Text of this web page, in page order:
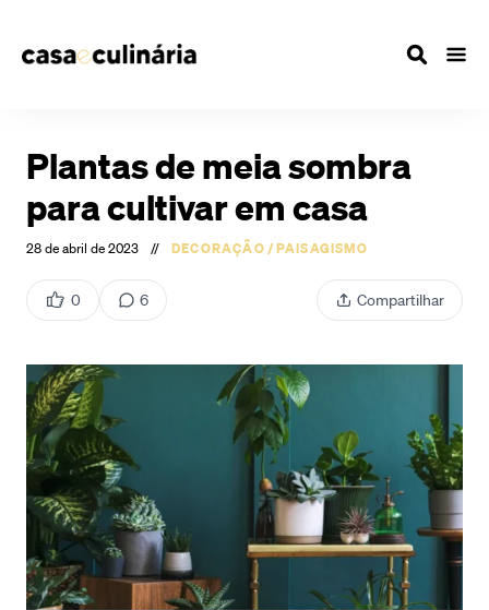
Plantas de meia sombra
para cultivar em casa
28 de abril de 2023 // DECORAÇÃO/PAISAGISMO
0 6 Compartilhar